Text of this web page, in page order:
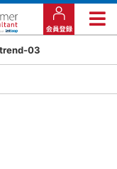
03